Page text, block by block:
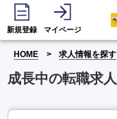
新規登録 マイページ
HOME 求人情報を探す
成長中の転職求人